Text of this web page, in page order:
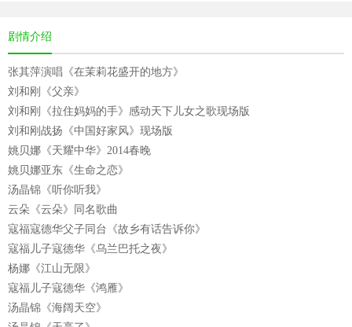
剧情介绍
张其萍演唱《在茉莉花盛开的地方》
刘和刚《父亲》
刘和刚《拉住妈妈的手》感动天下儿女之歌现场版
刘和刚战扬《中国好家风》现场版
姚贝娜《天耀中华》2014春晚
姚贝娜亚东《生命之恋》
汤晶锦《听你听我》
云朵《云朵》同名歌曲
寇福寇德华父子同台《故乡有话告诉你》
寇福儿子寇德华《乌兰巴托之夜》
杨娜《江山无限》
寇福儿子寇德华《鸿雁》
汤晶锦《海阔天空》